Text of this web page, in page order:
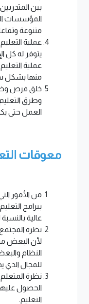
بين
المؤسسات
متنوعة
عملية
يتوفر له كل
عملية
منها بشكل
خلق فرص
وطرق
العمل حتى
معوقات
من الأمور
ببرامج
عالية
نظرة
لأن البعض
النظام
للمجال الذي
نظرة
الحصول
التعليم.